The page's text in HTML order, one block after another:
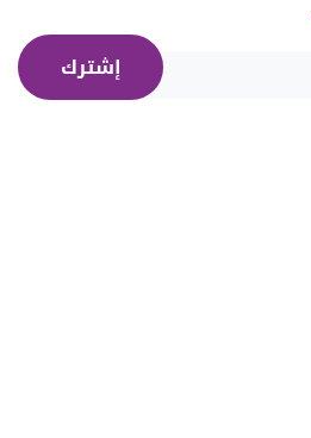
إشترك